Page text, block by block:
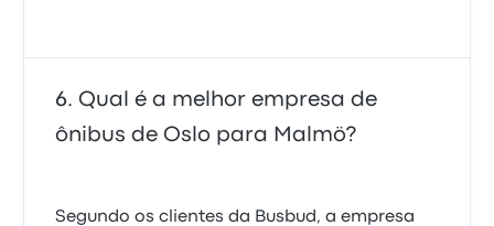
Qual é a melhor empresa de
ônibus de Oslo para Malmö?
Segundo os clientes da Busbud, a empresa